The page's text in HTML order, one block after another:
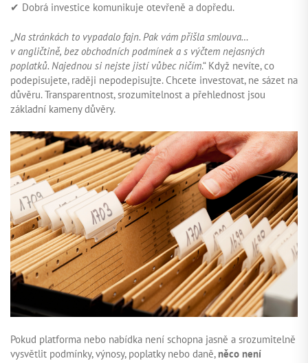
✔ Dobrá investice komunikuje otevřeně a dopředu.
„Na stránkách to vypadalo fajn. Pak vám přišla smlouva…
v angličtině, bez obchodních podmínek a s výčtem nejasných
poplatků. Najednou si nejste jistí vůbec ničím.“ Když nevíte, co
podepisujete, raději nepodepisujte. Chcete investovat, ne sázet na
důvěru. Transparentnost, srozumitelnost a přehlednost jsou
základní kameny důvěry.
Pokud platforma nebo nabídka není schopna jasně a srozumitelně
vysvětlit podmínky, výnosy, poplatky nebo daně, něco není